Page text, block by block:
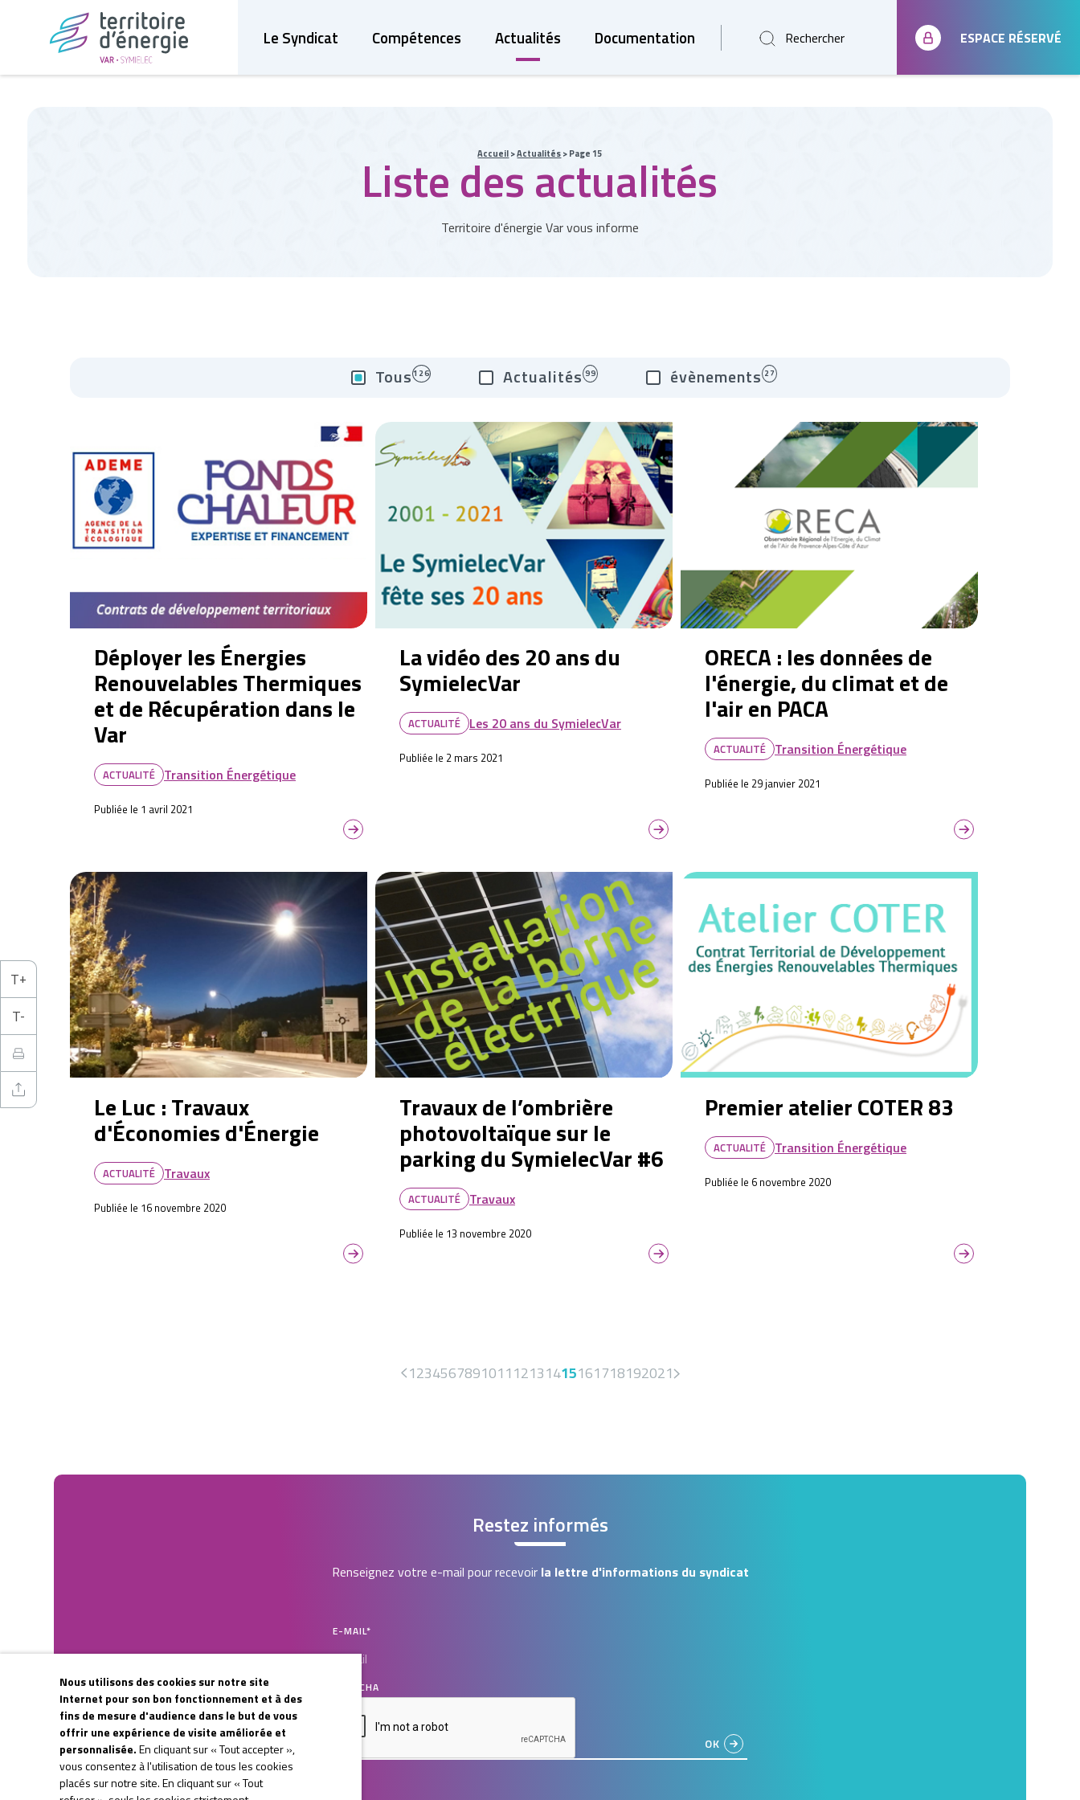
Le Syndicat Compétences Actualités Documentation Rechercher ESPACE RÉSERVÉ
Accueil>Actualités>Page 15
Liste des actualités
Territoire d'énergie Var vous informe
Tous 126 Actualités 99 évènements 27
Déployer les Énergies
Renouvelables Thermiques
et de Récupération dans le
Var
ACTUALITÉ Transition Énergétique
Publiée le 1 avril 2021
La vidéo des 20 ans du
SymielecVar
ACTUALITÉ Les 20 ans du SymielecVar
Publiée le 2 mars 2021
ORECA : les données de
l'énergie, du climat et de
l'air en PACA
ACTUALITÉ Transition Énergétique
Publiée le 29 janvier 2021
Le Luc : Travaux
d'Économies d'Énergie
ACTUALITÉ Travaux
Publiée le 16 novembre 2020
Travaux de l’ombrière
photovoltaïque sur le
parking du SymielecVar #6
ACTUALITÉ Travaux
Publiée le 13 novembre 2020
Premier atelier COTER 83
ACTUALITÉ Transition Énergétique
Publiée le 6 novembre 2020
<123456789101112131415161718192021>
Restez informés
Renseignez votre e-mail pour recevoir la lettre d'informations du syndicat
E-MAIL*
CAPTCHA
Nous utilisons des cookies sur notre site
Internet pour son bon fonctionnement et à des
fins de mesure d'audience dans le but de vous
offrir une expérience de visite améliorée et
personnalisée.En cliquant sur « Tout accepter »,
vous consentez à l'utilisation de tous les cookies
placés sur notre site. En cliquant sur « Tout